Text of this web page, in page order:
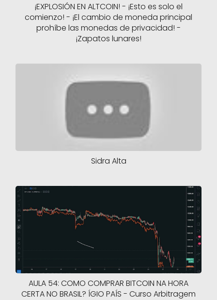
¡EXPLOSIÓN EN ALTCOIN! - ¡Esto es solo el
comienzo! - ¡El cambio de moneda principal
prohíbe las monedas de privacidad! -
¡Zapatos lunares!
Sidra Alta
AULA 54: COMO COMPRAR BITCOIN NA HORA
CERTA NO BRASIL? ÍGIO PAÍS - Curso Arbitragem